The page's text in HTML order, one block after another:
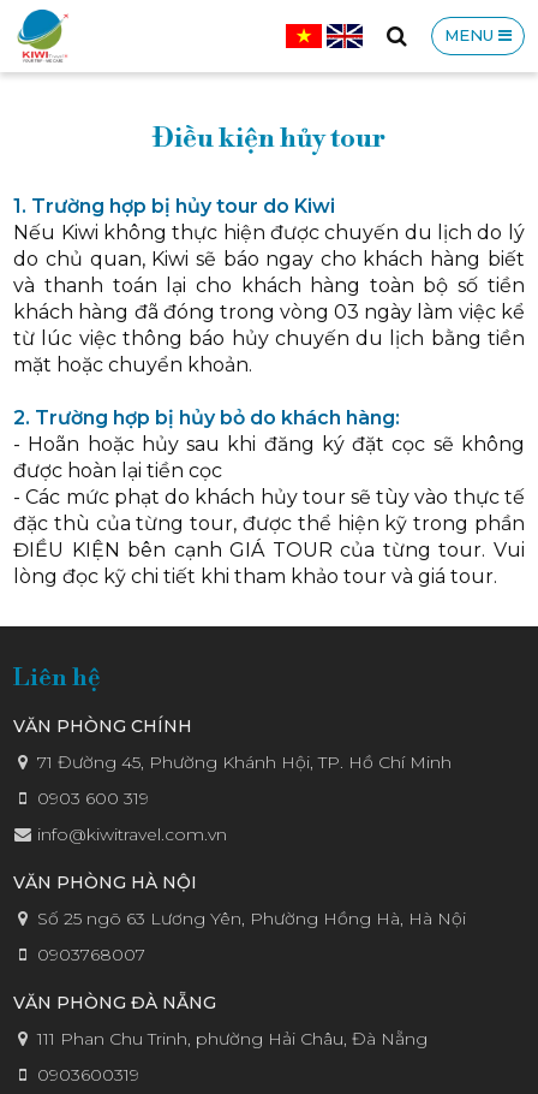
MENU
CÔNG
TY
TNHH
MẠI &
DU LỊCH
Điều kiện hủy tour
1. Trường hợp bị hủy tour do Kiwi
Nếu Kiwi không thực hiện được chuyến du lịch do lý
do chủ quan, Kiwi sẽ báo ngay cho khách hàng biết
và thanh toán lại cho khách hàng toàn bộ số tiền
khách hàng đã đóng trong vòng 03 ngày làm việc kể
từ lúc việc thông báo hủy chuyến du lịch bằng tiền
mặt hoặc chuyển khoản.
2. Trường hợp bị hủy bỏ do khách hàng:
- Hoãn hoặc hủy sau khi đăng ký đặt cọc sẽ không
được hoàn lại tiền cọc
- Các mức phạt do khách hủy tour sẽ tùy vào thực tế
đặc thù của từng tour, được thể hiện kỹ trong phần
ĐIỀU KIỆN bên cạnh GIÁ TOUR của từng tour. Vui
lòng đọc kỹ chi tiết khi tham khảo tour và giá tour.
Liên hệ
VĂN PHÒNG CHÍNH
71 Đường 45, Phường Khánh Hội, TP. Hồ Chí Minh
0903 600 319
info@kiwitravel.com.vn
VĂN PHÒNG HÀ NỘI
Số 25 ngõ 63 Lương Yên, Phường Hồng Hà, Hà Nội
0903768007
VĂN PHÒNG ĐÀ NẴNG
111 Phan Chu Trinh, phường Hải Châu, Đà Nẵng
0903600319